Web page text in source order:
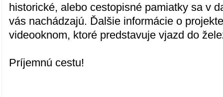
historické, alebo cestopisné pamiatky sa v
vás nachádzajú. Ďalšie informácie o
videooknom, ktoré predstavuje vjazd do
Príjemnú cestu!